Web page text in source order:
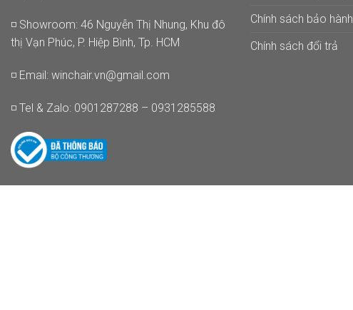
◽ Showroom: 46 Nguyễn Thị Nhung, Khu đô
thị Vạn Phúc, P. Hiệp Bình, Tp. HCM
◽ Email: winchair.vn@gmail.com
◽ Tel & Zalo: 0901287288 – 0931285588
Chính sách bảo hành
Chính sách đổi trả